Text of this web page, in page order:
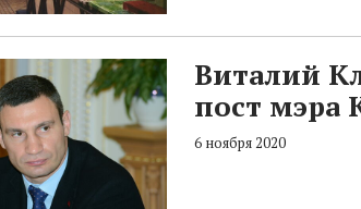
Виталий
пост мэра
6 ноября 2020